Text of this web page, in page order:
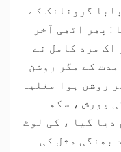
گرونانک کے
: پھر اٹھی آخر
اک مرد کامل نے
کے مگر روشن
روشن ہوا مغلیہ
یورش ، سکھ
دیا گیا ، کی لوٹ
بھنگی مثل کی